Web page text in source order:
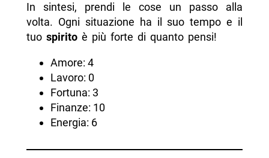
In sintesi, prendi le cose un passo alla
volta. Ogni situazione ha il suo tempo e il
tuo spiritoè più forte di quanto pensi!
Amore: 4
Lavoro: 0
Fortuna: 3
Finanze: 10
Energia: 6